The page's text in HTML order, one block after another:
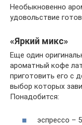
Необыкновенно
удовольствие
«Яркий микс»
Еще один
ароматный кофе
приготовить его с
выбор которых
Понадобится:
эспрессо –